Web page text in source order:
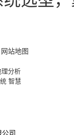
网站地图
分析
智慧
司